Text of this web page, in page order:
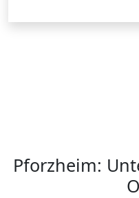
Pforzheim: